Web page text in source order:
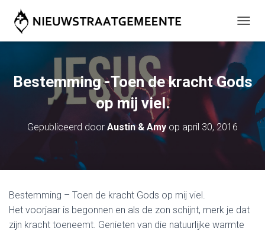
O
G
L
E
Bestemming -Toen de kracht Gods
op mij viel.
Gepubliceerd door Austin & Amy op april 30, 2016
Bestemming – Toen de kracht Gods op mij viel.
Het voorjaar is begonnen en als de zon schijnt, merk je dat
zijn kracht toeneemt. Genieten van die natuurlijke warmte